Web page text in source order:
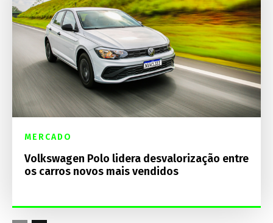
MERCADO
Volkswagen Polo lidera desvalorização entre
os carros novos mais vendidos